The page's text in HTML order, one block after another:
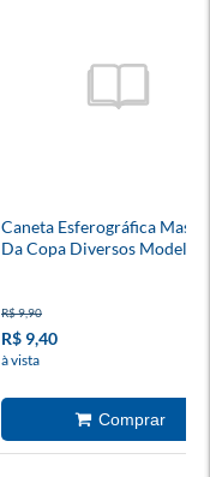
Caneta Esferográfica
Da Copa Diversos Modelos
R$ 9,90
R$ 9,40
à vista